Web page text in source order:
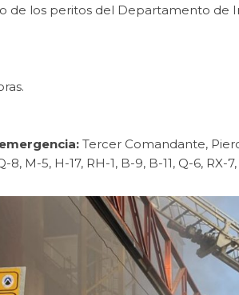
de los peritos del Departamento de
Tercer Comandante,
8, M-5, H-17, RH-1, B-9, B-11, Q-6, RX-